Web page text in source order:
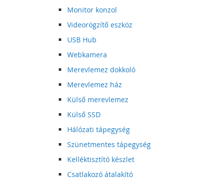
Monitor konzol
Videorögzítő eszköz
USB Hub
Webkamera
Merevlemez dokkoló
Merevlemez ház
Külső merevlemez
Külső SSD
Hálózati tápegység
Szünetmentes tápegység
Kelléktisztító készlet
Csatlakozó átalakító